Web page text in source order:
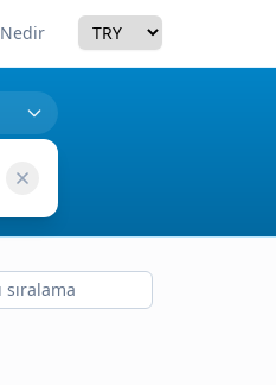
Nedir Currency